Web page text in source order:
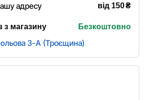
адресу
від 150₴
з магазину Безкоштовно
3-А (Троєщина)